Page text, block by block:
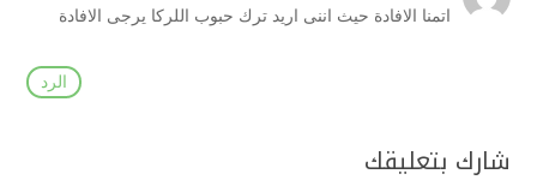
اتمنا الافادة حيث اننى اريد ترك حبوب اللركا يرجى الافادة
الرد
شارك بتعليقك